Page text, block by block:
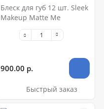
Блеск для губ 12 шт. Sleek
Makeup Matte Me
900.00 р.
Быстрый заказ